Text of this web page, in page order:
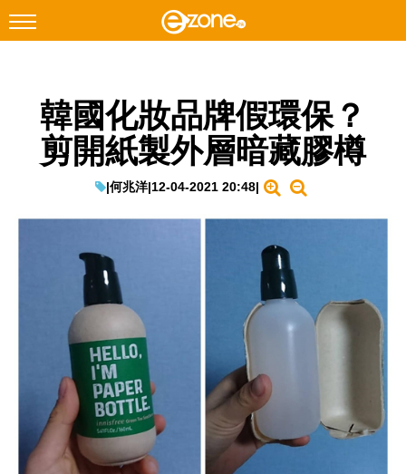
Facebook Instagram
科技焦點
遊戲動漫
生成式AI與雲端應用
Enterprise Digital Transformation
韓國化妝品牌假環保？
剪開紙製外層暗藏膠樽
|何兆洋|12-04-2021 20:48|